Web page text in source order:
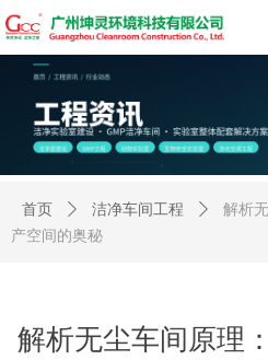
解析无尘车间原理
首页 ꄲ 洁净车间工程 ꄲ
解析
产空间的奥秘